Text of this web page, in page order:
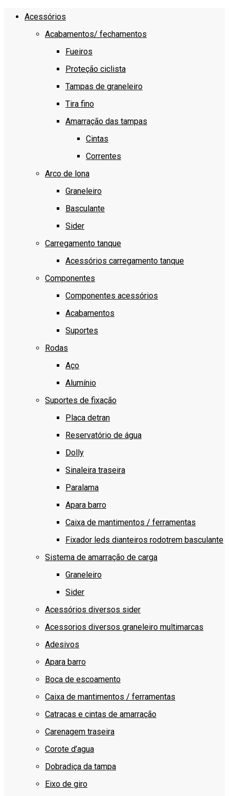
Acessórios
Acabamentos/ fechamentos
Fueiros
Proteção ciclista
Tampas de graneleiro
Tira fino
Amarração das tampas
Cintas
Correntes
Arco de lona
Graneleiro
Basculante
Sider
Carregamento tanque
Acessórios carregamento tanque
Componentes
Componentes acessórios
Acabamentos
Suportes
Rodas
Aço
Alumínio
Suportes de fixação
Placa detran
Reservatório de água
Dolly
Sinaleira traseira
Paralama
Apara barro
Caixa de mantimentos / ferramentas
Fixador leds dianteiros rodotrem basculante
Sistema de amarração de carga
Graneleiro
Sider
Acessórios diversos sider
Acessorios diversos graneleiro multimarcas
Adesivos
Apara barro
Boca de escoamento
Caixa de mantimentos / ferramentas
Catracas e cintas de amarração
Carenagem traseira
Corote d’agua
Dobradiça da tampa
Eixo de giro